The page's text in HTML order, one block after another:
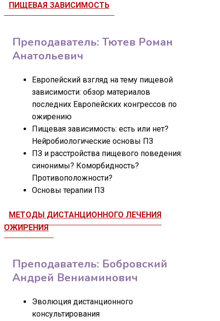
ПИЩЕВАЯ ЗАВИСИМОСТЬ
Преподаватель: Тютев Роман
Анатольевич
Европейский взгляд на тему пищевой
зависимости: обзор материалов
последних Европейских конгрессов по
ожирению
Пищевая зависимость: есть или нет?
Нейробиологические основы ПЗ
ПЗ и расстройства пищевого поведения:
синонимы? Коморбидность?
Противоположности?
Основы терапии ПЗ
МЕТОДЫ ДИСТАНЦИОННОГО ЛЕЧЕНИЯ
ОЖИРЕНИЯ
Преподаватель: Бобровский
Андрей Вениаминович
Эволюция дистанционного
консультирования